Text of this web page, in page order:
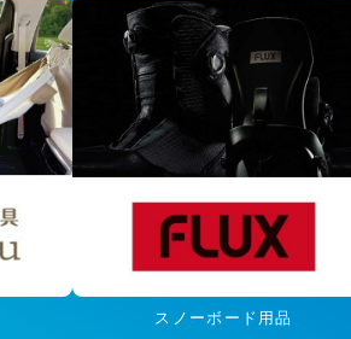
スノーボード用品